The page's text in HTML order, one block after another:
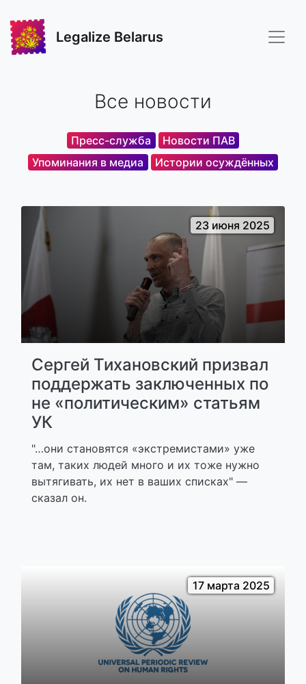
Legalize Belarus
Все новости
Пресс-служба
Новости ПАВ
Упоминания в медиа
Истории осуждённых
23 июня 2025
Сергей Тихановский призвал
поддержать заключенных по
не «политическим» статьям
УК
"…они становятся «экстремистами» уже
там, таких людей много и их тоже нужно
вытягивать, их нет в ваших списках" —
сказал он.
17 марта 2025